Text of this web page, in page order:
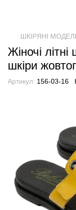
ШКІРЯНІ
Жіночі
шкіри
Артикул: 156-03-16